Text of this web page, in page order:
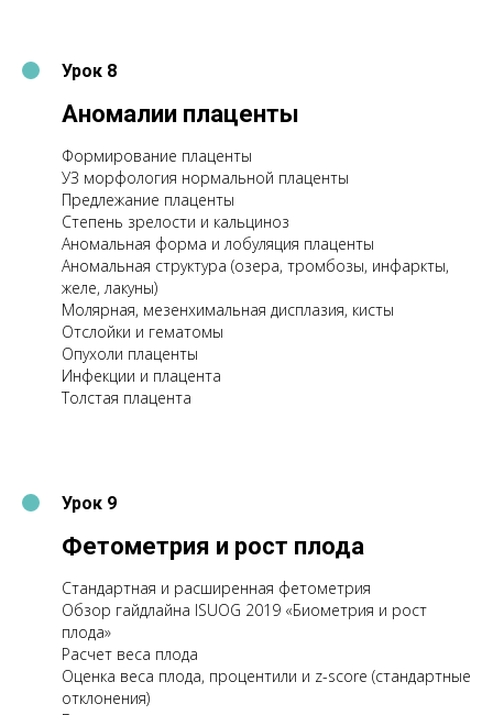
Урок 8
Аномалии плаценты
Формирование плаценты
УЗ морфология нормальной плаценты
Предлежание плаценты
Степень зрелости и кальциноз
Аномальная форма и лобуляция плаценты
Аномальная структура (озера, тромбозы, инфаркты,
желе, лакуны)
Молярная, мезенхимальная дисплазия, кисты
Отслойки и гематомы
Опухоли плаценты
Инфекции и плацента
Толстая плацента
Урок 9
Фетометрия и рост плода
Стандартная и расширенная фетометрия
Обзор гайдлайна ISUOG 2019 «Биометрия и рост
плода»
Расчет веса плода
Оценка веса плода, процентили и z-score (cтандартные
отклонения)